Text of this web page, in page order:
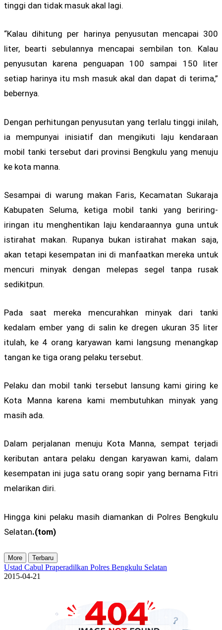
tinggi dan tidak masuk akal lagi.
“Kalau dihitung per harinya penyusutan mencapai 300
liter, bearti sebulannya mencapai sembilan ton. Kalau
penyusutan karena penguapan 100 sampai 150 liter
setiap harinya itu msh masuk akal dan dapat di terima,”
bebernya.
Dengan perhitungan penyusutan yang terlalu tinggi inilah,
ia mempunyai inisiatif dan mengikuti laju kendaraan
mobil tanki tersebut dari provinsi Bengkulu yang menuju
ke kota manna.
Sesampai di warung makan Faris, Kecamatan Sukaraja
Kabupaten Seluma, ketiga mobil tanki yang beriring-
iringan itu menghentikan laju kendaraannya guna untuk
istirahat makan. Rupanya bukan istirahat makan saja,
akan tetapi kesempatan ini di manfaatkan mereka untuk
mencuri minyak dengan melepas segel tanpa rusak
sedikitpun.
Pada saat mereka mencurahkan minyak dari tanki
kedalam ember yang di salin ke dregen ukuran 35 liter
itulah, ke 4 orang karyawan kami langsung menangkap
tangan ke tiga orang pelaku tersebut.
Pelaku dan mobil tanki tersebut lansung kami giring ke
Kota Manna karena kami membutuhkan minyak yang
masih ada.
Dalam perjalanan menuju Kota Manna, sempat terjadi
keributan antara pelaku dengan karyawan kami, dalam
kesempatan ini juga satu orang sopir yang bernama Fitri
melarikan diri.
Hingga kini pelaku masih diamankan di Polres Bengkulu
Selatan.(tom)
More Terbaru
Ustad Cabul Praperadilkan Polres Bengkulu Selatan
2015-04-21